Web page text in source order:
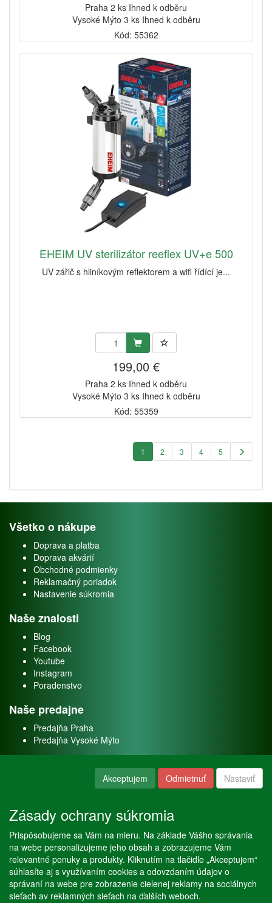
Praha 2 ks Ihned k odběru
Vysoké Mýto 3 ks Ihned k odběru
Kód: 55362
EHEIM UV sterilizátor reeflex UV+e 500
UV zářič s hliníkovým reflektorem a wifi řídící je...
199,00 €
Praha 2 ks Ihned k odběru
Vysoké Mýto 3 ks Ihned k odběru
Kód: 55359
1 2 3 4 5
Všetko o nákupe
Doprava a platba
Doprava akvárií
Obchodné podmienky
Reklamačný poriadok
Nastavenie súkromia
Naše znalosti
Blog
Facebook
Youtube
Instagram
Poradenstvo
Naše predajne
Predajňa Praha
Predajňa Vysoké Mýto
Naše služby
Servis
Predaj akváriových rýb
Predaj akváriových rastlín
Akceptujem Odmietnuť Nastaviť
Zásady ochrany súkromia
Prispôsobujeme sa Vám na mieru. Na základe Vášho správania
na webe personalizujeme jeho obsah a zobrazujeme Vám
relevantné ponuky a produkty. Kliknutím na tlačidlo „Akceptujem“
súhlasíte aj s využívaním cookies a odovzdaním údajov o
správaní na webe pre zobrazenie cielenej reklamy na sociálnych
sieťach av reklamných sieťach na ďalších weboch.